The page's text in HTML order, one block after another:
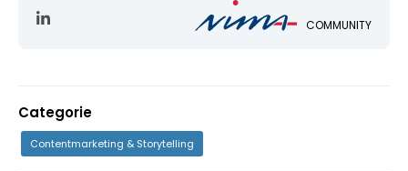
COMMUNITY
Categorie
Contentmarketing & Storytelling